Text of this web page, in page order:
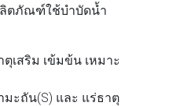
ตภัณฑ์ใช้บำบัดน้ำ
เสริม เข้มข้น เหมาะ
มะถัน(S) และ แร่ธาตุ